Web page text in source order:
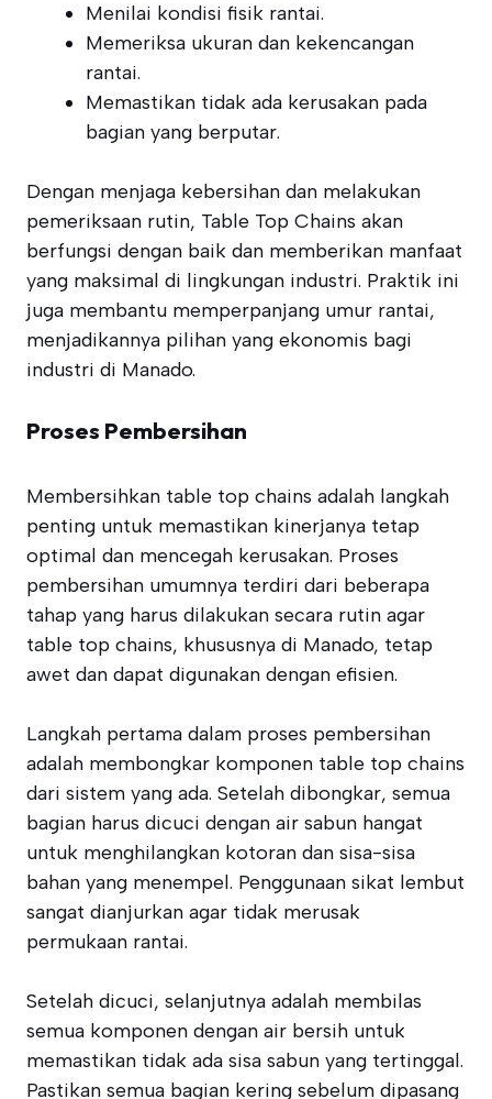
Menilai kondisi fisik rantai.
Memeriksa ukuran dan kekencangan
rantai.
Memastikan tidak ada kerusakan pada
bagian yang berputar.
Dengan menjaga kebersihan dan melakukan
pemeriksaan rutin, Table Top Chains akan
berfungsi dengan baik dan memberikan manfaat
yang maksimal di lingkungan industri. Praktik ini
juga membantu memperpanjang umur rantai,
menjadikannya pilihan yang ekonomis bagi
industri di Manado.
Proses Pembersihan
Membersihkan table top chains adalah langkah
penting untuk memastikan kinerjanya tetap
optimal dan mencegah kerusakan. Proses
pembersihan umumnya terdiri dari beberapa
tahap yang harus dilakukan secara rutin agar
table top chains, khususnya di Manado, tetap
awet dan dapat digunakan dengan efisien.
Langkah pertama dalam proses pembersihan
adalah membongkar komponen table top chains
dari sistem yang ada. Setelah dibongkar, semua
bagian harus dicuci dengan air sabun hangat
untuk menghilangkan kotoran dan sisa-sisa
bahan yang menempel. Penggunaan sikat lembut
sangat dianjurkan agar tidak merusak
permukaan rantai.
Setelah dicuci, selanjutnya adalah membilas
semua komponen dengan air bersih untuk
memastikan tidak ada sisa sabun yang tertinggal.
Pastikan semua bagian kering sebelum dipasang